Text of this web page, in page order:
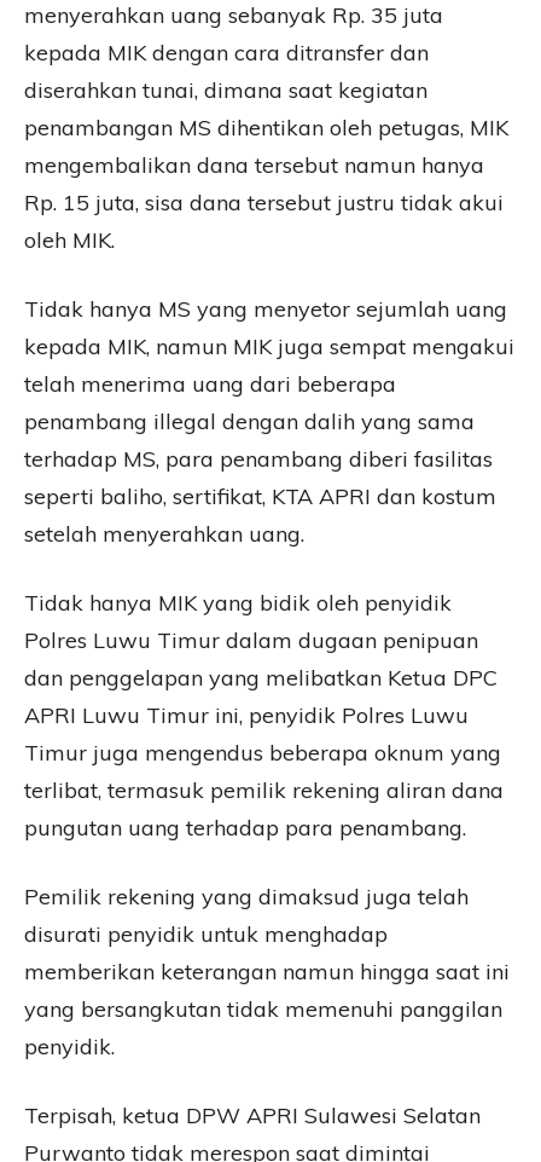
menyerahkan uang sebanyak Rp. 35 juta
kepada MIK dengan cara ditransfer dan
diserahkan tunai, dimana saat kegiatan
penambangan MS dihentikan oleh petugas, MIK
mengembalikan dana tersebut namun hanya
Rp. 15 juta, sisa dana tersebut justru tidak akui
oleh MIK.
Tidak hanya MS yang menyetor sejumlah uang
kepada MIK, namun MIK juga sempat mengakui
telah menerima uang dari beberapa
penambang illegal dengan dalih yang sama
terhadap MS, para penambang diberi fasilitas
seperti baliho, sertifikat, KTA APRI dan kostum
setelah menyerahkan uang.
Tidak hanya MIK yang bidik oleh penyidik
Polres Luwu Timur dalam dugaan penipuan
dan penggelapan yang melibatkan Ketua DPC
APRI Luwu Timur ini, penyidik Polres Luwu
Timur juga mengendus beberapa oknum yang
terlibat, termasuk pemilik rekening aliran dana
pungutan uang terhadap para penambang.
Pemilik rekening yang dimaksud juga telah
disurati penyidik untuk menghadap
memberikan keterangan namun hingga saat ini
yang bersangkutan tidak memenuhi panggilan
penyidik.
Terpisah, ketua DPW APRI Sulawesi Selatan
Purwanto tidak merespon saat dimintai